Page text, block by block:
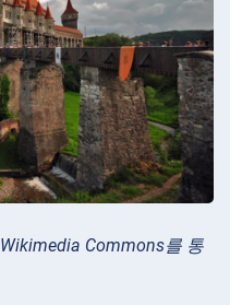
Wikimedia Commons를 통